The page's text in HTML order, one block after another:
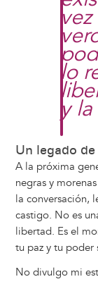
lo
y
Un legado
A la próxima
negras y
la conversación,
castigo. No es
libertad. Es el
tu paz y tu poder
No divulgo mi